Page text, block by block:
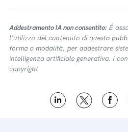
Addestramento IA non consentito: É
l’utilizzo del contenuto di questa
forma o modalità, per addestrare
intelligenza artificiale generativa. I
copyright.